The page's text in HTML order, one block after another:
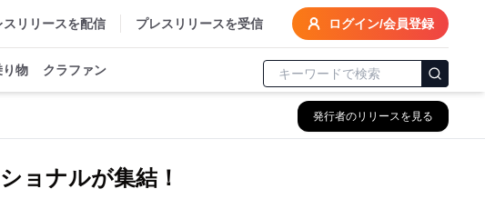
スリリースを配信 プレスリリースを受信 ログイン/会員登録
り物 クラファン
発行者のリリースを見る
ョナルが集結！